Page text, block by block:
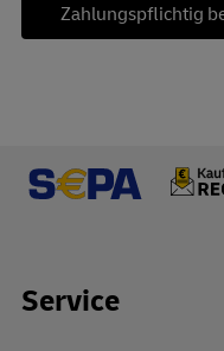
Zahlungspflichtig
Footer Links
Service